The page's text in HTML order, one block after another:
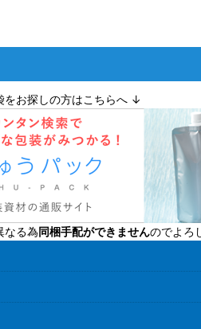
をお探しの方はこちらへ ↓
なる為同梱手配ができませんのでよろ